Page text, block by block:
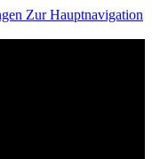
Zur Hauptnavigation